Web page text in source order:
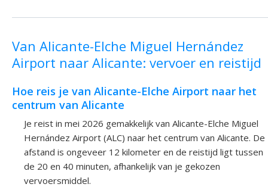
Van Alicante-Elche Miguel Hernández
Airport naar Alicante: vervoer en reistijd
Hoe reis je van Alicante-Elche Airport naar het
centrum van Alicante
Je reist in mei 2026 gemakkelijk van Alicante-Elche Miguel
Hernández Airport (ALC) naar het centrum van Alicante. De
afstand is ongeveer 12 kilometer en de reistijd ligt tussen
de 20 en 40 minuten, afhankelijk van je gekozen
vervoersmiddel.